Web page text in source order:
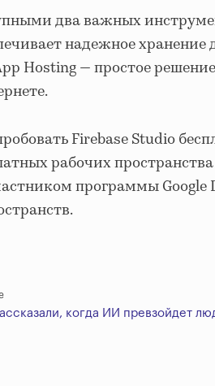
два важных
надежное хранение
Hosting — простое
Firebase Studio
рабочих
программы Google
когда ИИ превзойдет